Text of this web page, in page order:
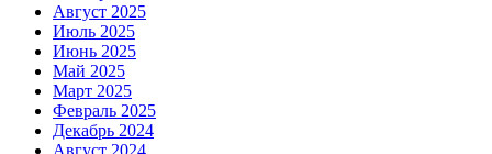
Август 2025
Июль 2025
Июнь 2025
Май 2025
Март 2025
Февраль 2025
Декабрь 2024